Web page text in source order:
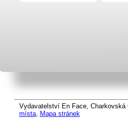
Vydavatelství En Face, Charkovská
místa, Mapa stránek